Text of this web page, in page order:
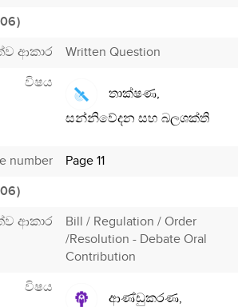
ආකාර
Written Question
විෂය
තාක්ෂණ,
සන්නිවේදන සහ බලශක්ති
number
Page 11
ආකාර
Bill / Regulation / Order
/Resolution - Debate Oral
Contribution
විෂය
ආණ්ඩුකරණ,